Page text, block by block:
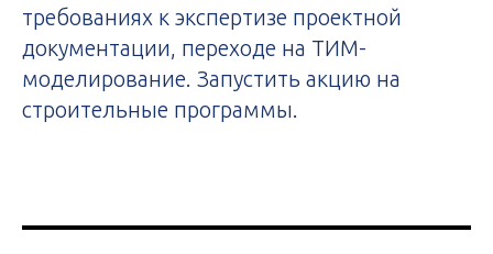
требованиях к экспертизе проектной
документации, переходе на ТИМ-
моделирование. Запустить акцию на
строительные программы.